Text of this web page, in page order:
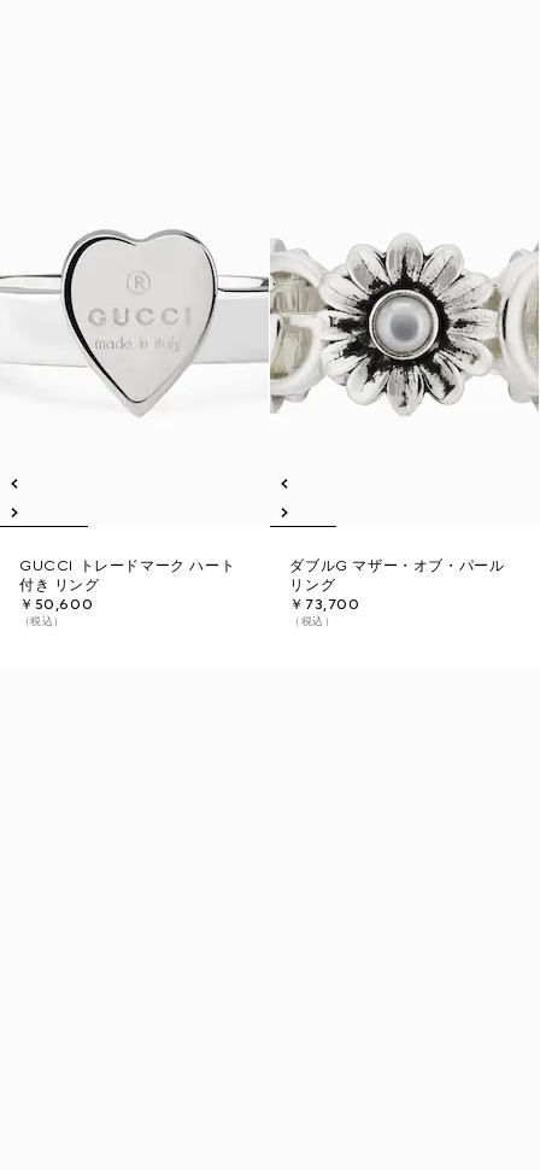
GUCCI トレードマーク ハート
付き リング
￥50,600
（税込）
ダブルG マザー・オブ・パール
リング
￥73,700
（税込）